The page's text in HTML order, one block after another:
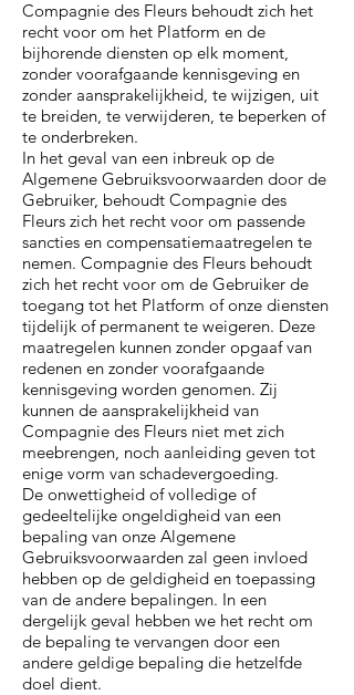
Compagnie des Fleurs behoudt zich het
recht voor om het Platform en de
bijhorende diensten op elk moment,
zonder voorafgaande kennisgeving en
zonder aansprakelijkheid, te wijzigen, uit
te breiden, te verwijderen, te beperken of
te onderbreken.
In het geval van een inbreuk op de
Algemene Gebruiksvoorwaarden door de
Gebruiker, behoudt Compagnie des
Fleurs zich het recht voor om passende
sancties en compensatiemaatregelen te
nemen. Compagnie des Fleurs behoudt
zich het recht voor om de Gebruiker de
toegang tot het Platform of onze diensten
tijdelijk of permanent te weigeren. Deze
maatregelen kunnen zonder opgaaf van
redenen en zonder voorafgaande
kennisgeving worden genomen. Zij
kunnen de aansprakelijkheid van
Compagnie des Fleurs niet met zich
meebrengen, noch aanleiding geven tot
enige vorm van schadevergoeding.
De onwettigheid of volledige of
gedeeltelijke ongeldigheid van een
bepaling van onze Algemene
Gebruiksvoorwaarden zal geen invloed
hebben op de geldigheid en toepassing
van de andere bepalingen. In een
dergelijk geval hebben we het recht om
de bepaling te vervangen door een
andere geldige bepaling die hetzelfde
doel dient.